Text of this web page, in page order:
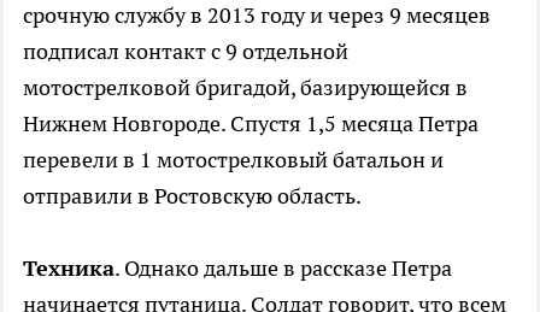
срочную службу в 2013 году и через 9 месяцев
подписал контакт с 9 отдельной
мотострелковой бригадой, базирующейся в
Нижнем Новгороде. Спустя 1,5 месяца Петра
перевели в 1 мотострелковый батальон и
отправили в Ростовскую область.
Техника. Однако дальше в рассказе Петра
начинается путаница. Солдат говорит, что всем